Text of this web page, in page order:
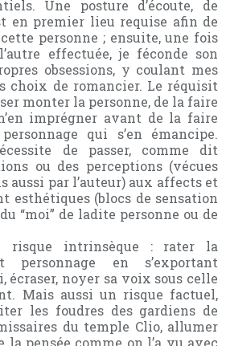
Une posture d’écoute, de
en premier lieu requise afin de
personne ; ensuite, une fois
effectuée, je féconde son
obsessions, y coulant mes
choix de romancier. Le réquisit
monter la personne, de la faire
imprégner avant de la faire
qui s’en émancipe.
de passer, comme dit
ou des perceptions (vécues
aussi par l’auteur) aux affects et
esthétiques (blocs de sensation
“moi” de ladite personne ou de
risque intrinsèque : rater la
personnage en s’exportant
écraser, noyer sa voix sous celle
Mais aussi un risque factuel,
les foudres des gardiens de
du temple Clio, allumer
la pensée comme on l’a vu avec